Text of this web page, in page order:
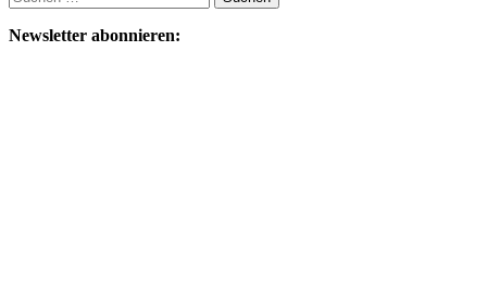
nach:
Newsletter abonnieren: